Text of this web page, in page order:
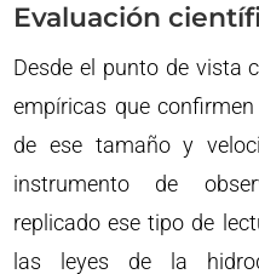
Evaluación
Desde el punto de vista
empíricas que
de ese tamaño y
instrumento de
replicado ese tipo de
las leyes de la